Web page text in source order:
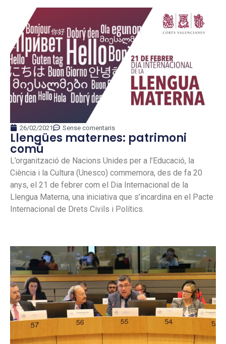
26/02/2021 Sense comentaris
Llengües maternes: patrimoni
comú
L’organització de Nacions Unides per a l’Educació, la
Ciència i la Cultura (Unesco) commemora, des de fa 20
anys, el 21 de febrer com el Dia Internacional de la
Llengua Materna, una iniciativa que s’incardina en el Pacte
Internacional de Drets Civils i Polítics.